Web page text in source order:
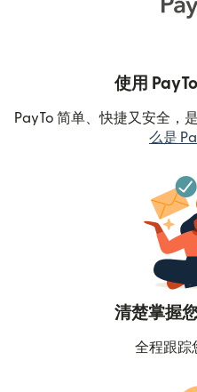
使用
PayTo 简单、快捷又安全，
么是
清楚掌握
全程跟踪